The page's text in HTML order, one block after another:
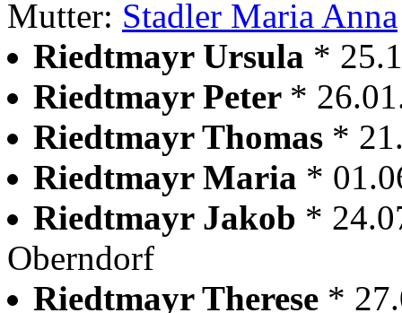
Mutter: Stadler Maria Anna
Riedtmayr Ursula *
Riedtmayr Peter *
Riedtmayr Thomas *
Riedtmayr Maria *
Riedtmayr Jakob *
Oberndorf
Riedtmayr Therese *